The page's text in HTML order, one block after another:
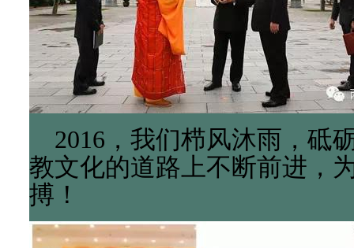
2016，我们栉风沐雨，砥
教文化的道路上不断前进，
搏！